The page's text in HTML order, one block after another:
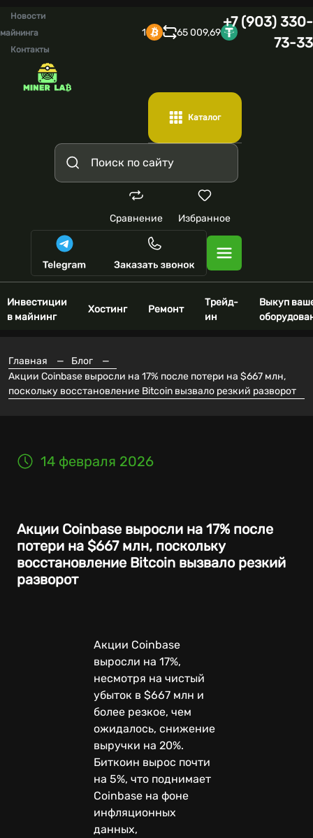
Новости
майнинга
Контакты
1 65 009,69
+7 (903) 330-
73-33
Каталог
Сравнение Избранное
Инвестиции
в майнинг
Хостинг Ремонт
Трейд-
ин
Выкуп
Главная — Блог
—
Акции Coinbase выросли на 17% после потери на $667 млн,
поскольку восстановление Bitcoin вызвало резкий разворот
14 февраля 2026
Акции Coinbase выросли на 17% после
потери на $667 млн, поскольку
восстановление Bitcoin вызвало резкий
разворот
Акции Coinbase
выросли на 17%,
несмотря на чистый
убыток в $667 млн и
более резкое, чем
ожидалось, снижение
выручки на 20%.
Биткоин вырос почти
на 5%, что поднимает
Coinbase на фоне
инфляционных
данных,